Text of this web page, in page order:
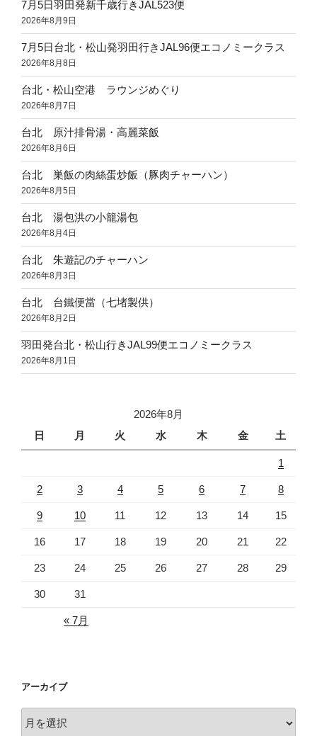
7月5日羽田発新千歳行きJAL523便
2026年8月9日
7月5日台北・松山発羽田行きJAL96便エコノミークラス
2026年8月8日
台北・松山空港 ラウンジめぐり
2026年8月7日
台北 原汁排骨湯・高麗菜飯
2026年8月6日
台北 巣飯の肉絲蛋炒飯（豚肉チャーハン）
2026年8月5日
台北 湯包洪の小籠湯包
2026年8月4日
台北 朱遊記のチャーハン
2026年8月3日
台北 台鐵便當（七堵製供）
2026年8月2日
羽田発台北・松山行きJAL99便エコノミークラス
2026年8月1日
2026年8月
日
月 火 水 木 金 土
1
2 3 4 5 6 7 8
9 10 11 12 13 14 15
16 17 18 19 20 21 22
23 24 25 26 27 28 29
30 31
« 7月
アーカイブ
ー